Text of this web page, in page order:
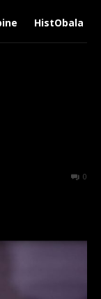
HistObala
0